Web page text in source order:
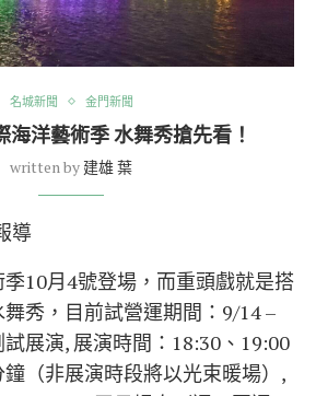
名城新聞 金門新聞
海洋藝術季 水舞秀搶先看！
written by 建雄 葉
導
10月4號登場，而重頭戲就是搭
秀，目前試營運期間：9/14 –
展演, 展演時間：18:30、19:00
（非展演時段將以光束暖場）,